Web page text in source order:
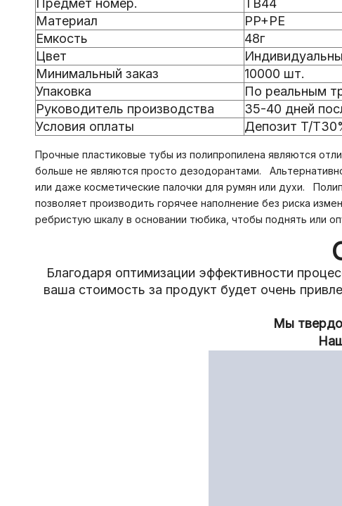
Предмет номер.
TB44
Материал
PP+PE
Емкость
48г
Цвет
Минимальный заказ
10000 шт.
Упаковка
По реальным
Руководитель производства
35-40 дней
Условия оплаты
Депозит T/
Прочные пластиковые тубы из полипропилена являются
больше не являются просто дезодорантами.
или даже косметические палочки для румян или духи.
позволяет производить горячее наполнение без риска
ребристую шкалу в основании тюбика, чтобы поднять или
Благодаря оптимизации эффективности
ваша стоимость за продукт будет очень
Мы твердо